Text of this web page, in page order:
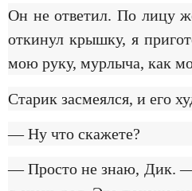
Он не ответил. По лицу
откинул крышку, я
мою руку, мурлыча, как
Старик засмеялся, и его
— Ну что скажете?
— Просто не знаю, Дик. —